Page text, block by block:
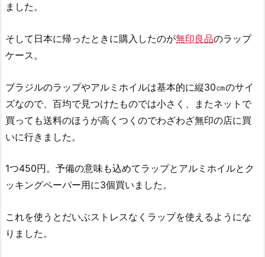
ました。
そして日本に帰ったときに購入したのが無印良品のラップ
ケース。
ブラジルのラップやアルミホイルは基本的に縦30㎝のサイ
ズなので、百均で見つけたものでは小さく、またネットで
買っても送料のほうが高くつくのでわざわざ無印の店に買
いに行きました。
1つ450円。予備の意味も込めてラップとアルミホイルとク
ッキングペーパー用に3個買いました。
これを使うとだいぶストレスなくラップを使えるようにな
りました。